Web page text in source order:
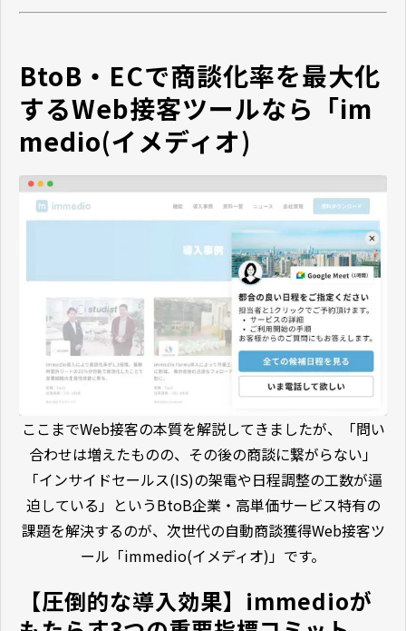
BtoB・ECで商談化率を最大化
するWeb接客ツールなら「im
medio(イメディオ)
ここまでWeb接客の本質を解説してきましたが、「問い
合わせは増えたものの、その後の商談に繋がらない」
「インサイドセールス(IS)の架電や日程調整の工数が逼
迫している」というBtoB企業・高単価サービス特有の
課題を解決するのが、次世代の自動商談獲得Web接客ツ
ール「immedio(イメディオ)」です。
【圧倒的な導入効果】immedioが